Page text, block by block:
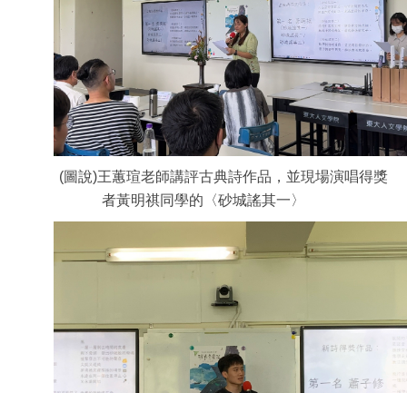
(圖說)王蕙瑄老師講評古典詩作品，並現場演唱得獎
者黃明祺同學的〈砂城謠其一〉